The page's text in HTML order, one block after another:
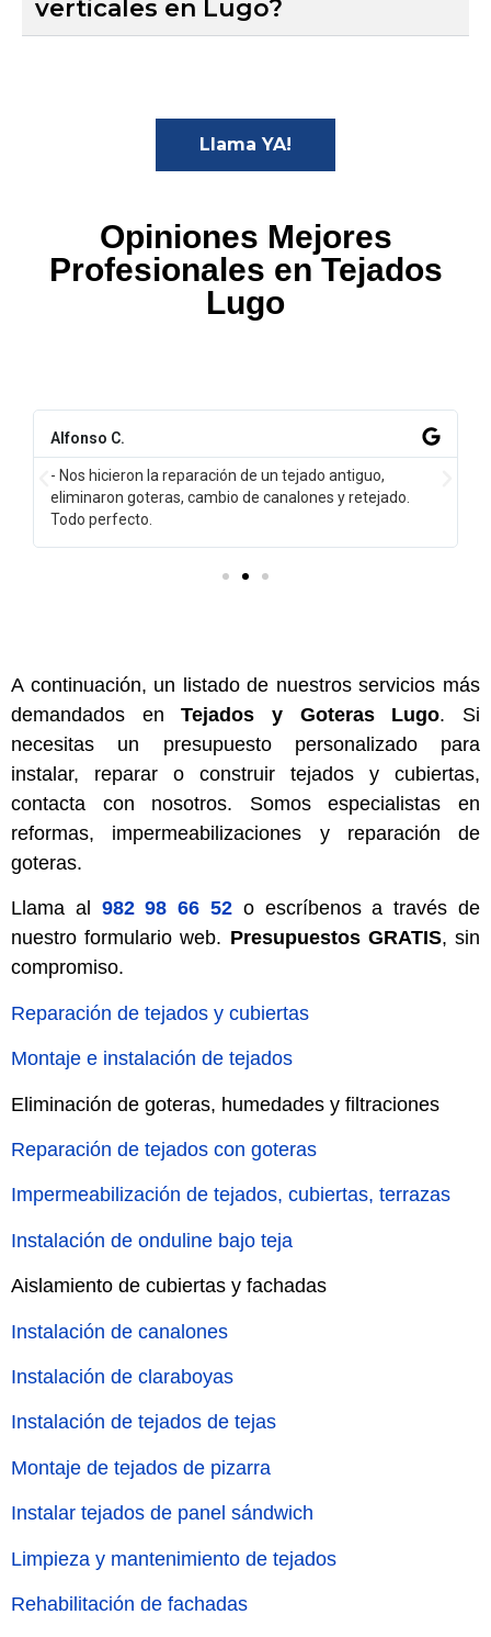
verticales en Lugo?
Llama YA!
Opiniones Mejores
Profesionales en Tejados
Lugo
Alfonso C.
- Nos hicieron la reparación de un tejado antiguo,
eliminaron goteras, cambio de canalones y retejado.
Todo perfecto.
A continuación, un listado de nuestros servicios más
demandados enTejados y Goteras Lugo. Si
necesitas un presupuesto personalizado para
instalar, reparar o construir tejados y cubiertas,
contacta con nosotros. Somos especialistas en
reformas, impermeabilizaciones y reparación de
goteras.
Llama al 982 98 66 52 o escríbenos a través de
nuestro formulario web. Presupuestos GRATIS, sin
compromiso.
Reparación de tejados y cubiertas
Montaje e instalación de tejados
Eliminación de goteras, humedades y filtraciones
Reparación de tejados con goteras
Impermeabilización de tejados, cubiertas, terrazas
Instalación de onduline bajo teja
Aislamiento de cubiertas y fachadas
Instalación de canalones
Instalación de claraboyas
Instalación de tejados de tejas
Montaje de tejados de pizarra
Instalar tejados de panel sándwich
Limpieza y mantenimiento de tejados
Rehabilitación de fachadas